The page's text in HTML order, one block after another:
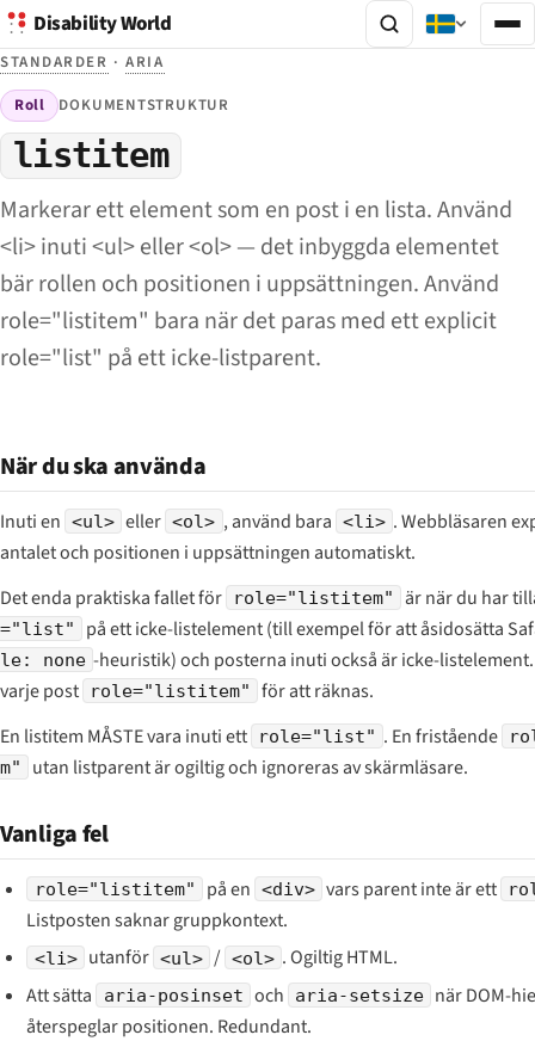
Disability World
STANDARDER ·ARIA
Roll DOKUMENTSTRUKTUR
listitem
Markerar ett element som en post i en lista. Använd
<li> inuti <ul> eller <ol> — det inbyggda elementet
bär rollen och positionen i uppsättningen. Använd
role="listitem" bara när det paras med ett explicit
role="list" på ett icke-listparent.
När du ska använda
Inuti en <ul> eller <ol> , använd bara <li> . Webbläsaren
antalet och positionen i uppsättningen automatiskt.
Det enda praktiska fallet för
role="listitem" är när du har
="list" på ett icke-listelement (till exempel för att åsidosätta
le: none -heuristik) och posterna inuti också är icke-
varje post
role="listitem"
för att räknas.
En listitem MÅSTE vara inuti ett
role="list" . En fristående
m"
utan listparent är ogiltig och ignoreras av skärmläsare.
Vanliga fel
role="listitem" på en <div> vars parent inte är ett
Listposten saknar gruppkontext.
<li> utanför <ul> / <ol> . Ogiltig HTML.
Att sätta
aria-posinset och aria-setsize när DOM-
återspeglar positionen. Redundant.